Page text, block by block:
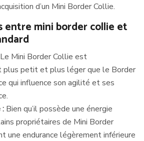
d’un Mini Border Collie.
entre mini border collie et
Le Mini Border Collie est
plus petit et plus léger que le Border
qui influence son agilité et ses
: Bien qu’il possède une énergie
propriétaires de Mini Border
une endurance légèrement inférieure